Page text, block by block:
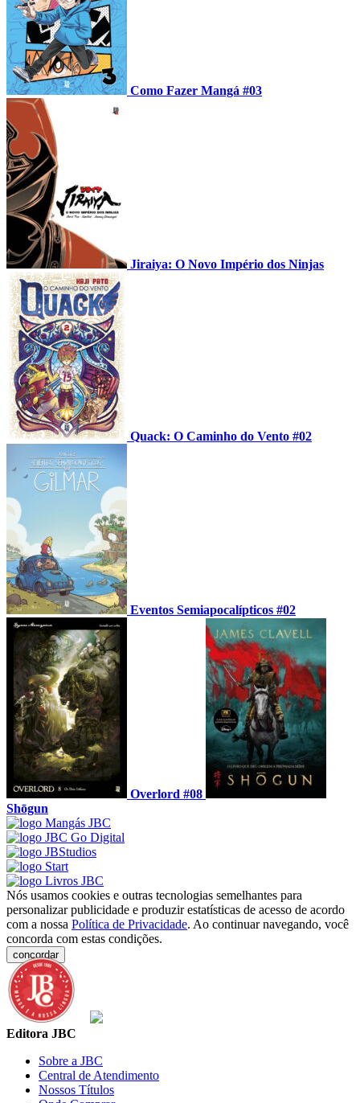
Como Fazer Mangá #03
Jiraiya: O Novo Império dos Ninjas
Quack: O Caminho do Vento #02
Eventos Semiapocalípticos #02
Overlord #08
Shōgun
Nós usamos cookies e outras tecnologias semelhantes para
personalizar publicidade e produzir estatísticas de acesso de acordo
com a nossa Política de Privacidade. Ao continuar navegando, você
concorda com estas condições.
concordar
Editora JBC
Sobre a JBC
Central de Atendimento
Nossos Títulos